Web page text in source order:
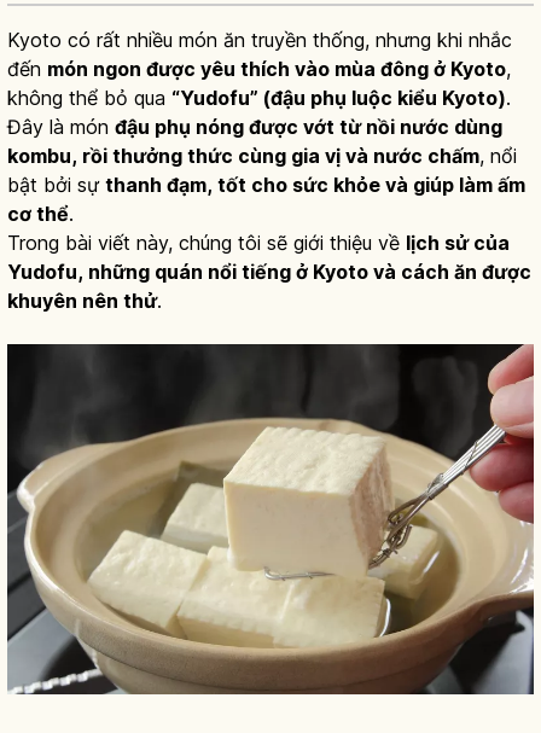
Kyoto có rất nhiều món ăn truyền thống, nhưng khi nhắc
đến món ngon được yêu thích vào mùa đông ở Kyoto,
không thể bỏ qua “Yudofu” (đậu phụ luộc kiểu Kyoto).
Đây là món đậu phụ nóng được vớt từ nồi nước dùng
kombu, rồi thưởng thức cùng gia vị và nước chấm, nổi
bật bởi sự thanh đạm, tốt cho sức khỏe và giúp làm ấm
cơ thể.
Trong bài viết này, chúng tôi sẽ giới thiệu về lịch sử của
Yudofu, những quán nổi tiếng ở Kyoto và cách ăn được
khuyên nên thử.